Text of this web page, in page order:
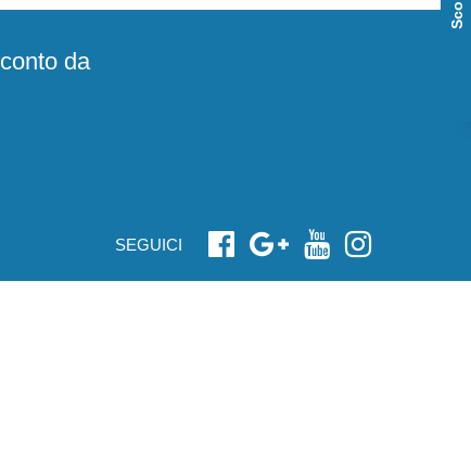
da
SEGUICI